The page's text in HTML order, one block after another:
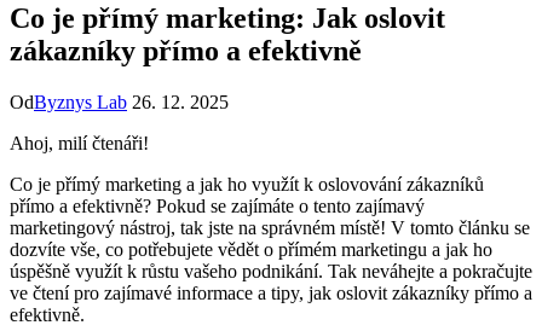
Co je přímý marketing: Jak oslovit
zákazníky přímo a efektivně
OdByznys Lab 26. 12. 2025
Ahoj, milí čtenáři!
Co je přímý marketing a jak ho využít k oslovování zákazníků
přímo a efektivně? Pokud se zajímáte o tento zajímavý
marketingový nástroj, tak jste na správném místě! V tomto článku se
dozvíte vše, co potřebujete vědět o přímém marketingu a jak ho
úspěšně využít k růstu vašeho podnikání. Tak neváhejte a pokračujte
ve čtení pro zajímavé informace a tipy, jak oslovit zákazníky přímo a
efektivně.